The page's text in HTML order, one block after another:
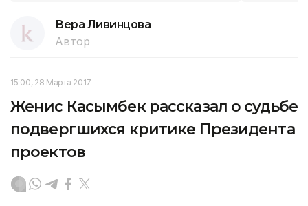
Вера Ливинцова
Автор
15:00, 28 Марта 2017
Женис Касымбек рассказал о судьбе
подвергшихся критике Президента
проектов